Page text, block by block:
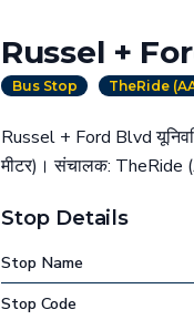
Russel +
Bus Stop TheRide
Russel + Ford Blvd
मीटर)। संचालक: TheRide
Stop Details
Stop Name
Stop Code